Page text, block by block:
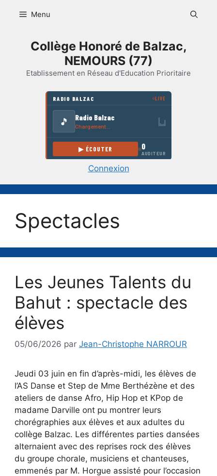
Menu
Collège Honoré de Balzac,
NEMOURS (77)
Etablissement en Réseau d'Education Prioritaire
Connexion
Spectacles
Les Jeunes Talents du
Bahut : spectacle des
élèves
05/06/2026 par Jean-Christophe NARROUR
Jeudi 03 juin en fin d’après-midi, les élèves de
l’AS Danse et Step de Mme Berthézène et des
ateliers de danse Afro, Hip Hop et KPop de
madame Darville ont pu montrer leurs
chorégraphies aux élèves et aux adultes du
collège Balzac. Les différentes parties dansées
alternaient avec des reprises rock des élèves
du groupe chorale, musiciens et chanteuses,
emmenés par M. Horgue assisté pour l’occasion